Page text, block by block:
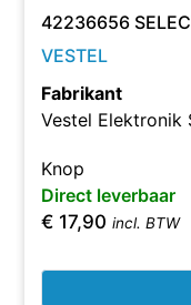
42236656
VESTEL
Fabrikant
Vestel Elektronik
Knop
Direct leverbaar
€ 17,90 incl. BTW